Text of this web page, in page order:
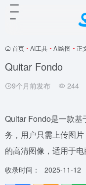
首页 • AI工具 • AI绘图 • 正
Quitar Fondo
9个月前发布 244
Quitar Fondo是一款基
务，用户只需上传图
的高清图像，适用于电
收录时间：
2025-11-12